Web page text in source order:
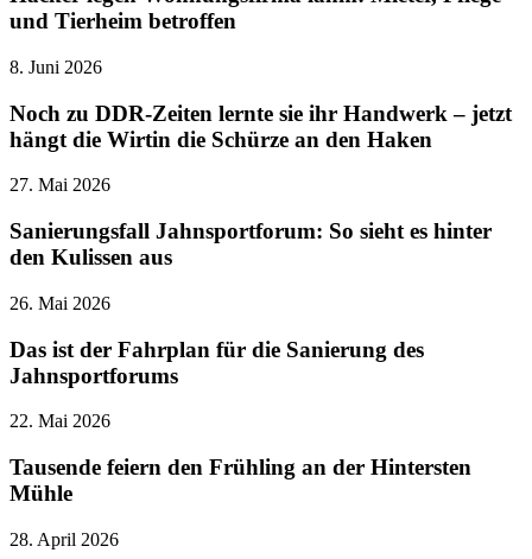
und Tierheim betroffen
8. Juni 2026
Noch zu DDR-Zeiten lernte sie ihr Handwerk – jetzt
hängt die Wirtin die Schürze an den Haken
27. Mai 2026
Sanierungsfall Jahnsportforum: So sieht es hinter
den Kulissen aus
26. Mai 2026
Das ist der Fahrplan für die Sanierung des
Jahnsportforums
22. Mai 2026
Tausende feiern den Frühling an der Hintersten
Mühle
28. April 2026